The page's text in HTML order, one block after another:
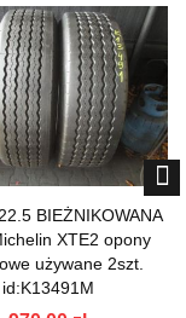
BIEŻNIKOWANA
XTE2 opony
używane 2szt.
id:K13491M